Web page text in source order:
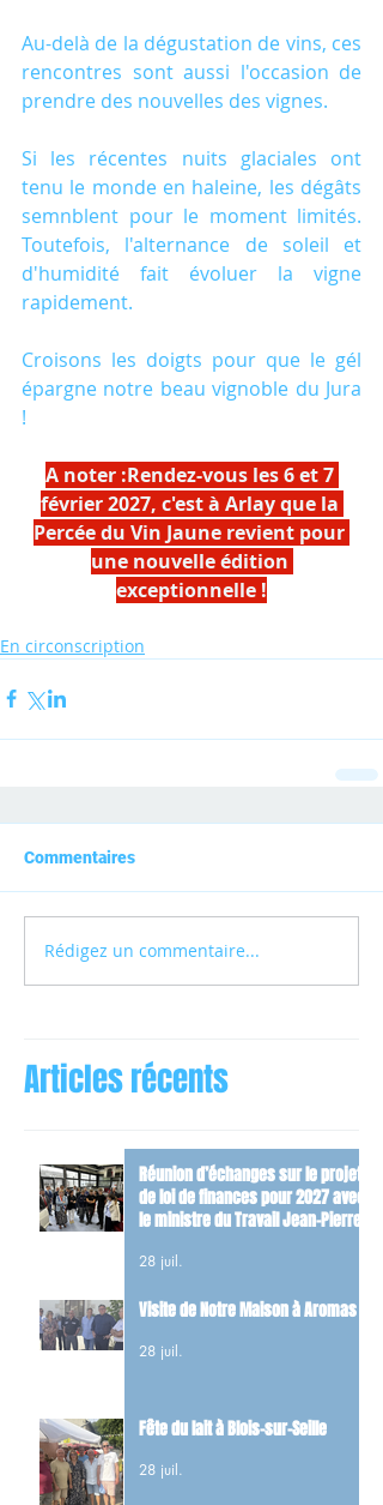
Au-delà de la dégustation de vins, ces
rencontres sont aussi l'occasion de
prendre des nouvelles des vignes.
Si les récentes nuits glaciales ont
tenu le monde en haleine, les dégâts
semnblent pour le moment limités.
Toutefois, l'alternance de soleil et
d'humidité fait évoluer la vigne
rapidement.
Croisons les doigts pour que le gél
épargne notre beau vignoble du Jura
!
A noter :Rendez-vous les 6 et 7
février 2027, c'est à Arlay que la
Percée du Vin Jaune revient pour
une nouvelle édition
exceptionnelle !
En circonscription
Commentaires
Rédigez un commentaire...
Articles récents
Réunion d’échanges sur le projet
de loi de finances pour 2027 avec
le ministre du Travail Jean-Pierre
28 juil.
Visite de Notre Maison à Aromas
28 juil.
Fête du lait à Blois-sur-Seille
28 juil.